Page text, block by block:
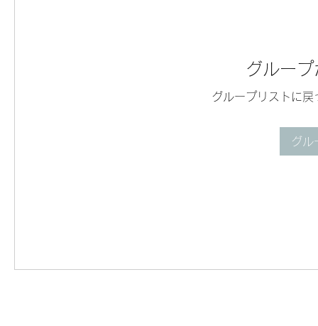
グルー
グループリストに
グル